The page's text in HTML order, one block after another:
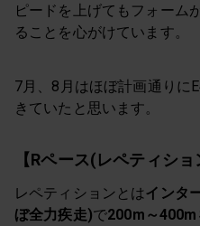
ピードを上げてもフォーム
ることを心がけています。
7月、8月はほぼ計画通りに
きていたと思います。
【Rペース(レペティショ
レペティションとはインタ
ぼ全力疾走)で200m～400m